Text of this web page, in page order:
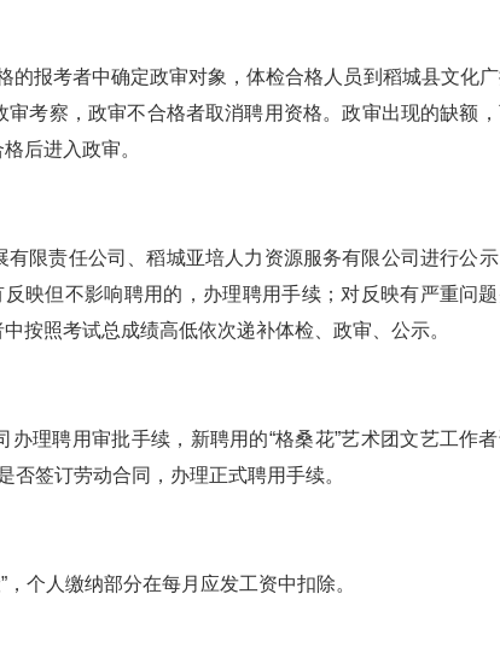
的报考者中确定政审对象，体检合格人员到稻城县文化
考察，政审不合格者取消聘用资格。政审出现的缺额
后进入政审。
限责任公司、稻城亚培人力资源服务有限公司进行公
映但不影响聘用的，办理聘用手续；对反映有严重问
按照考试总成绩高低依次递补体检、政审、公示。
理聘用审批手续，新聘用的“格桑花”艺术团文艺工作
签订劳动合同，办理正式聘用手续。
个人缴纳部分在每月应发工资中扣除。